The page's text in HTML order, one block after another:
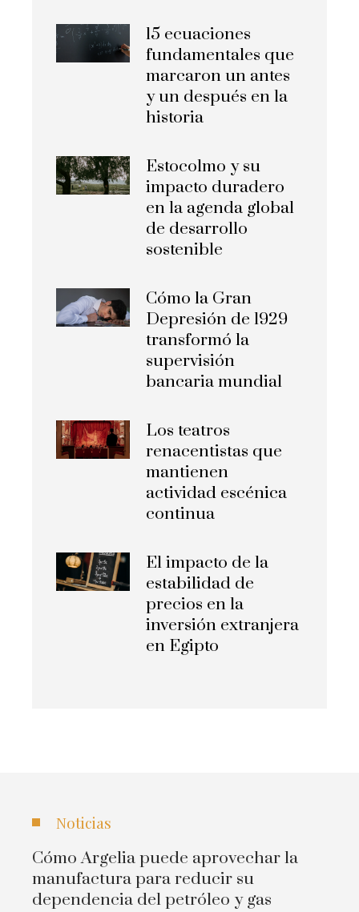
15 ecuaciones
fundamentales que
marcaron un antes
y un después en la
historia
Estocolmo y su
impacto duradero
en la agenda global
de desarrollo
sostenible
Cómo la Gran
Depresión de 1929
transformó la
supervisión
bancaria mundial
Los teatros
renacentistas que
mantienen
actividad escénica
continua
El impacto de la
estabilidad de
precios en la
inversión extranjera
en Egipto
Noticias
Cómo Argelia puede aprovechar la
manufactura para reducir su
dependencia del petróleo y gas